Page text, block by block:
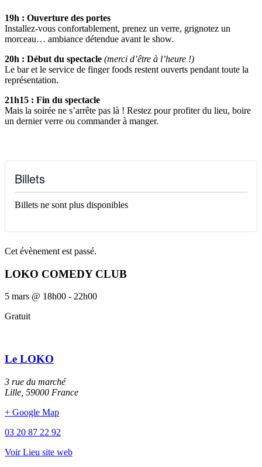
19h : Ouverture des portes
Installez-vous confortablement, prenez un verre, grignotez un
morceau… ambiance détendue avant le show.
20h : Début du spectacle (merci d’être à l’heure !)
Le bar et le service de finger foods restent ouverts pendant toute la
représentation.
21h15 : Fin du spectacle
Mais la soirée ne s’arrête pas là ! Restez pour profiter du lieu, boire
un dernier verre ou commander à manger.
Billets
Billets ne sont plus disponibles
Cet évènement est passé.
LOKO COMEDY CLUB
5 mars @ 18h00 - 22h00
Gratuit
Le LOKO
3 rue du marché
Lille 59000 France
+ Google Map
03 20 87 22 92
Voir Lieu site web